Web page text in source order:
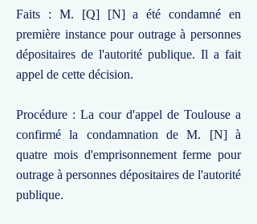
Faits : M. [Q] [N] a été condamné en
première instance pour outrage à personnes
dépositaires de l'autorité publique. Il a fait
appel de cette décision.
Procédure : La cour d'appel de Toulouse a
confirmé la condamnation de M. [N] à
quatre mois d'emprisonnement ferme pour
outrage à personnes dépositaires de l'autorité
publique.